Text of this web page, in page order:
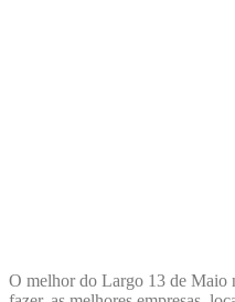
O melhor do Largo 13 de Maio